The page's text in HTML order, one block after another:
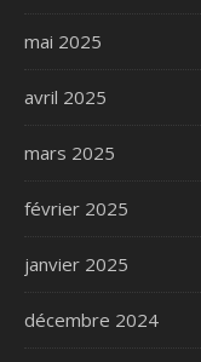
mai 2025
avril 2025
mars 2025
février 2025
janvier 2025
décembre 2024